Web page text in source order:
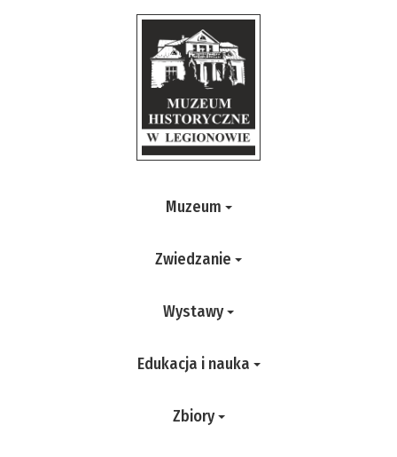
Muzeum
Zwiedzanie
Wystawy
Edukacja i nauka
Zbiory